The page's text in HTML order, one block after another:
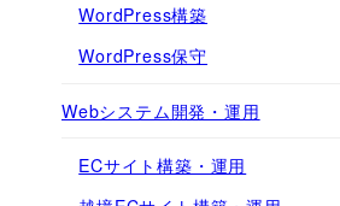
WordPress構築
WordPress保守
Webシステム開発・運用
ECサイト構築・運用